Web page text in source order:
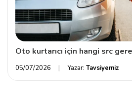
Oto kurtarıcı için hangi src
05/07/2026 Yazar: Tavsiyemiz